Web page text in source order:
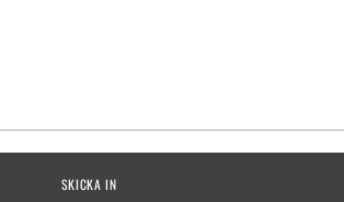
SKICKA IN